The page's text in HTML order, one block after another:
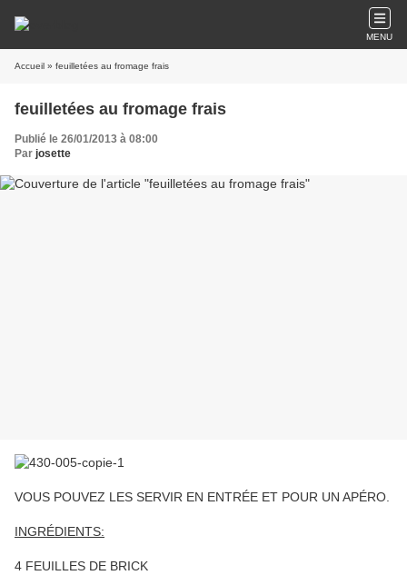
MENU
Accueil » feuilletées au fromage frais
feuilletées au fromage frais
Publié le 26/01/2013 à 08:00
Par josette
VOUS POUVEZ LES SERVIR EN ENTRÉE ET POUR UN APÉRO.
INGRÉDIENTS:
4 FEUILLES DE BRICK